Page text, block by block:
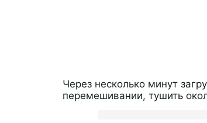
Через несколько минут
перемешивании, тушить